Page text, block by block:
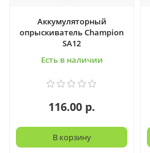
Аккумуляторный
опрыскиватель Champion
SA12
Есть в наличии
116.00 р.
В корзину